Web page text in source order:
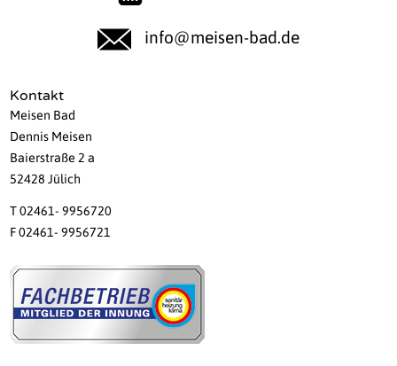
info@meisen-bad.de
Kontakt
Meisen Bad
Dennis Meisen
Baierstraße 2 a
52428 Jülich
T 02461- 9956720
F 02461- 9956721